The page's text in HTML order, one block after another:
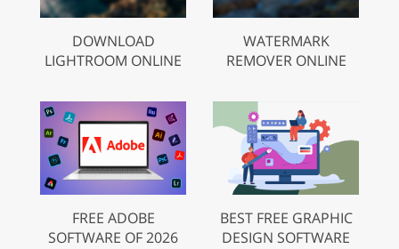
DOWNLOAD
LIGHTROOM ONLINE
WATERMARK
REMOVER ONLINE
FREE ADOBE
SOFTWARE OF 2026
BEST FREE GRAPHIC
DESIGN SOFTWARE